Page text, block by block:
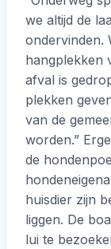
we altijd de
ondervinden.
hangplekken
afval is
plekken
van de
worden.”
de
huisdier zijn
liggen. De
lui te